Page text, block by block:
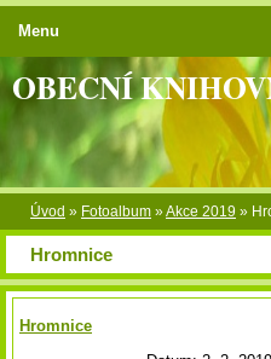
OBECNÍ
Úvod » Fotoalbum »Akce 2019 »
Hromnice
Hromnice
Menu